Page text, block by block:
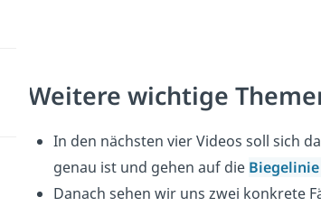
Weitere wichtige
In den nächsten vier Videos soll sich
genau ist und gehen auf die Biegelinie
Danach sehen wir uns zwei konkrete